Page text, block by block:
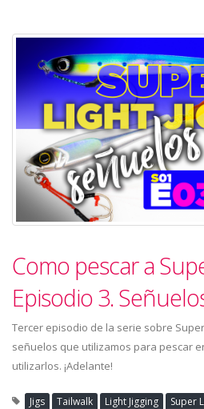
Como pescar a
Episodio 3.
Tercer episodio de la serie sobre Super
señuelos que utilizamos para pescar
utilizarlos. ¡Adelante!
Jigs Tailwalk Light Jigging Super